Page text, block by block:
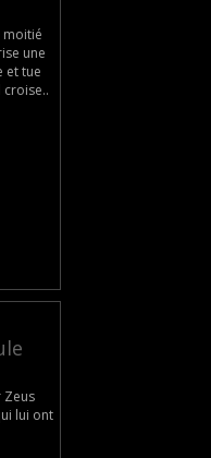
moitié
une
et tue
Zeus
lui ont